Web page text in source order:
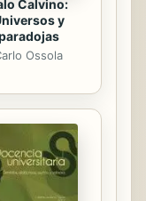
Calvino:
y
Ossola